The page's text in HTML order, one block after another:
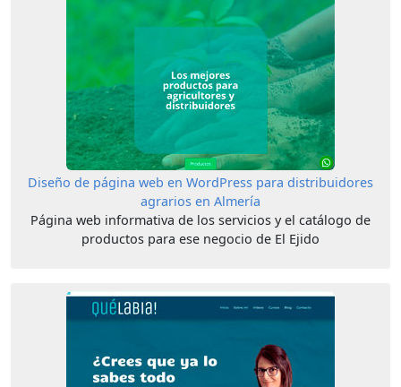
Diseño de página web en WordPress para distribuidores
agrarios en Almería
Página web informativa de los servicios y el catálogo de
productos para ese negocio de El Ejido